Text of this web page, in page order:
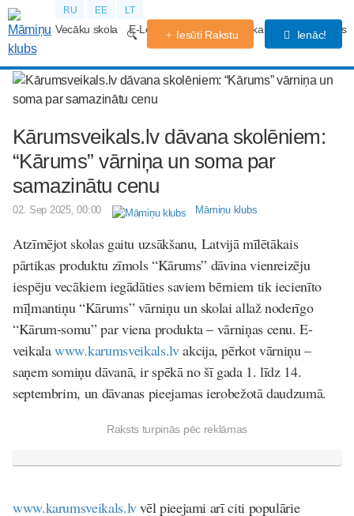
RU EE LT
Vecāku skola E-Lekcijas Grūtniecības kalendārs Forums
Iesūti Rakstu Ienāc!
Kārumsveikals.lv dāvana skolēniem:
“Kārums” vārniņa un soma par
samazinātu cenu
02. Sep 2025, 00:00 Māmiņu klubs
Atzīmējot skolas gaitu uzsākšanu, Latvijā mīlētākais
pārtikas produktu zīmols “Kārums” dāvina vienreizēju
iespēju vecākiem iegādāties saviem bērniem tik iecienīto
mīļmantiņu “Kārums” vārniņu un skolai allaž noderīgo
“Kārum-somu” par viena produkta – vārniņas cenu. E-
veikalawww.karumsveikals.lvakcija, pērkot vārniņu –
saņem somiņu dāvanā, ir spēkā no šī gada 1. līdz 14.
septembrim, un dāvanas pieejamas ierobežotā daudzumā.
Raksts turpinās pēc reklāmas
www.karumsveikals.lvvēl pieejami arī citi populārie